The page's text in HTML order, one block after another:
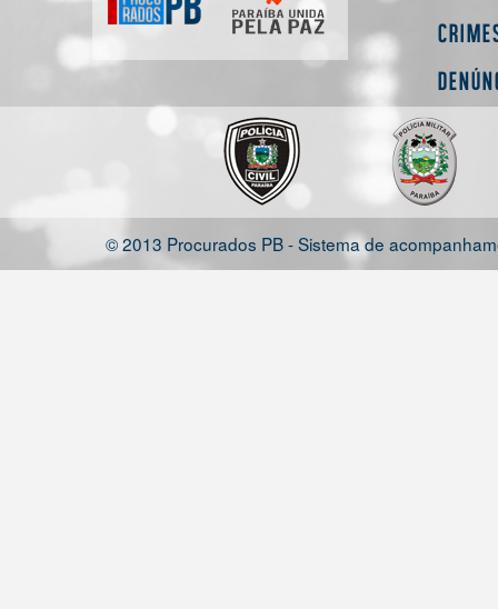
© 2013 Procurados PB - Sistema de